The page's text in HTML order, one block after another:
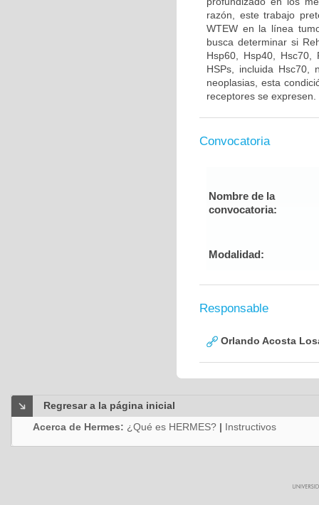
razón, este trabajo
WTEW en la línea
busca determinar si
Hsp60, Hsp40,
HSPs, incluida
neoplasias, esta
receptores se expresen.
Convocatoria
Nombre de la
convocatoria:
Modalidad:
Responsable
Orlando Acosta
Regresar a la página inicial
Acerca de Hermes: ¿Qué es HERMES? | Instructivos